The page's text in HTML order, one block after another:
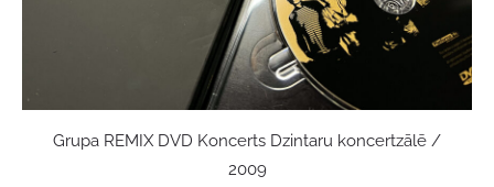
Grupa REMIX DVD Koncerts Dzintaru koncertzālē /
2009